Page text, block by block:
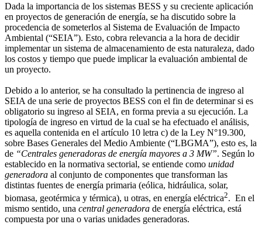
Dada la importancia de los sistemas BESS y su creciente aplicación
en proyectos de generación de energía, se ha discutido sobre la
procedencia de someterlos al Sistema de Evaluación de Impacto
Ambiental (“SEIA”). Esto, cobra relevancia a la hora de decidir
implementar un sistema de almacenamiento de esta naturaleza, dado
los costos y tiempo que puede implicar la evaluación ambiental de
un proyecto.
Debido a lo anterior, se ha consultado la pertinencia de ingreso al
SEIA de una serie de proyectos BESS con el fin de determinar si es
obligatorio su ingreso al SEIA, en forma previa a su ejecución. La
tipología de ingreso en virtud de la cual se ha efectuado el análisis,
es aquella contenida en el artículo 10 letra c) de la Ley N°19.300,
sobre Bases Generales del Medio Ambiente (“LBGMA”), esto es, la
de “Centrales generadoras de energía mayores a 3 MW”. Según lo
establecido en la normativa sectorial, se entiende como unidad
generadora al conjunto de componentes que transforman las
distintas fuentes de energía primaria (eólica, hidráulica, solar,
biomasa, geotérmica y térmica), u otras, en energía eléctrica2. En el
mismo sentido, una central generadora de energía eléctrica, está
compuesta por una o varias unidades generadoras.